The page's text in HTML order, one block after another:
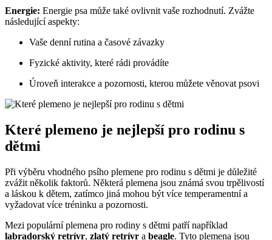
Energie: Energie psa může také ovlivnit vaše rozhodnutí. Zvážte
následující aspekty:
Vaše denní rutina a časové závazky
Fyzické aktivity, které rádi provádíte
Úroveň interakce a pozornosti, kterou můžete věnovat psovi
Které plemeno je nejlepší pro rodinu s
dětmi
Při výběru vhodného psího plemene pro rodinu s dětmi je důležité
zvážit několik faktorů. Některá plemena jsou známá svou trpělivostí
a láskou k dětem, zatímco jiná mohou být více temperamentní a
vyžadovat více tréninku a pozornosti.
Mezi populární plemena pro rodiny s dětmi patří například
labradorský retrívr, zlatý retrívr a beagle. Tyto plemena jsou